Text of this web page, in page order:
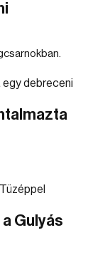
Gulyás